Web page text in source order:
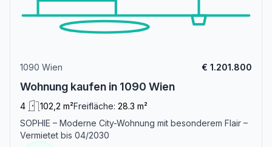
1090 Wien € 1.201.800
Wohnung kaufen in 1090 Wien
4 102,2 m²Freifläche: 28.3 m²
SOPHIE – Moderne City-Wohnung mit besonderem Flair –
Vermietet bis 04/2030